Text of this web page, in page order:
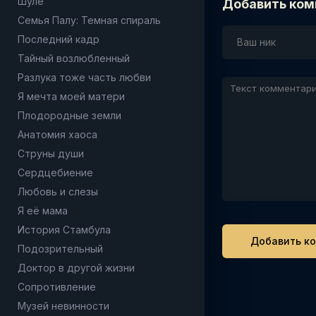
Семья Палу: Темная спираль
Последний кадр
Тайный возлюбленный
Разлука тоже часть любви
Я мечта моей матери
Плодородные земли
Анатомия хаоса
Струны души
Сердцебиение
Любовь и слезы
Я её мама
История Стамбула
Подозрительный
Доктор в другой жизни
Сопротивление
Музей невинности
Добавить